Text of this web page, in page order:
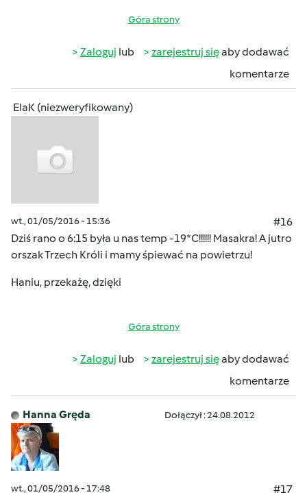
Góra strony
Zaloguj lub zarejestruj sięaby dodawać
komentarze
ElaK (niezweryfikowany)
wt., 01/05/2016 - 15:36
#16
Dziś rano o 6:15 była u nas temp -19*C!!!!!! Masakra! A jutro
orszak Trzech Króli i mamy śpiewać na powietrzu!
Haniu, przekażę, dzięki
Góra strony
Zaloguj lub zarejestruj sięaby dodawać
komentarze
Hanna Gręda Dołączył : 24.08.2012
wt., 01/05/2016 - 17:48
#17